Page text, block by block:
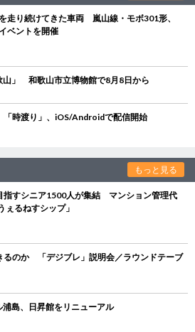
走り続けてきた車両 嵐山線・モボ301形、
ベントを開催
山」 和歌山市立博物館で8月8日から
時渡り」、iOS/Androidで配信開始
もっと見る
指すシニア1500人が集結 マンション管理代
ぇるねすシップ」
るのか 「デジブレ」説明会／ラウンドテーブ
島、日昇館をリニューアル